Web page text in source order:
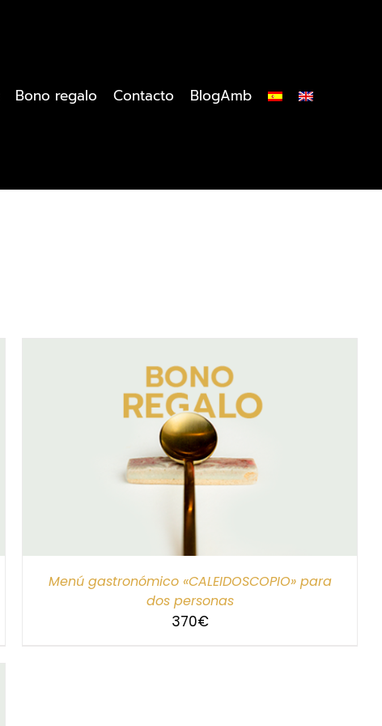
Bono regalo Contacto BlogAmb
Menú gastronómico «CALEIDOSCOPIO» para
dos personas
370€